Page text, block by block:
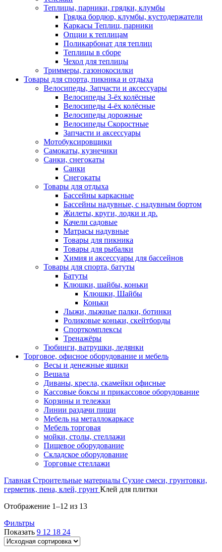
Теплицы, парники, грядки, клумбы
Грядка бордюр, клумбы, кустодержатели
Каркасы Теплиц, парники
Опции к теплицам
Поликарбонат для теплиц
Теплицы в сборе
Чехол для теплицы
Триммеры, газонокосилки
Товары для спорта, пикника и отдыха
Велосипеды, Запчасти и аксессуары
Велосипеды 3-ёх колёсные
Велосипеды 4-ёх колёсные
Велосипеды дорожные
Велосипеды Скоростные
Запчасти и аксессуары
Мотобуксировщики
Самокаты, кузнечики
Санки, снегокаты
Санки
Снегокаты
Товары для отдыха
Бассейны каркасные
Бассейны надувные, с надувным бортом
Жилеты, круги, лодки и др.
Качели садовые
Матрасы надувные
Товары для пикника
Товары для рыбалки
Химия и аксессуары для бассейнов
Товары для спорта, батуты
Батуты
Клюшки, шайбы, коньки
Клюшки, Шайбы
Коньки
Лыжи, лыжные палки, ботинки
Роликовые коньки, скейтборды
Спорткомплексы
Тренажёры
Тюбинги, ватрушки, ледянки
Торговое, офисное оборудование и мебель
Весы и денежные ящики
Вешала
Диваны, кресла, скамейки офисные
Кассовые боксы и прикассовое оборудование
Корзины и тележки
Линии раздачи пищи
Мебель на металлокаркасе
Мебель торговая
мойки, столы, стеллажи
Пищевое оборудование
Складское оборудование
Торговые стеллажи
Главная Строительные материалы Сухие смеси, грунтовки,
герметик, пена, клей, грунт Клей для плитки
Отображение 1–12 из 13
Фильтры
Показать 9 12 18 24